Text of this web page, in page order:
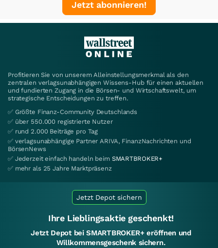
Jetzt abonnieren!
Profitieren Sie von unserem Alleinstellungsmerkmal als den
zentralen verlagsunabhängigen Wissens-Hub für einen aktuellen
und fundierten Zugang in die Börsen- und Wirtschaftswelt, um
strategische Entscheidungen zu treffen.
✅ Größte Finanz-Community Deutschlands
✅ über 550.000 registrierte Nutzer
✅ rund 2.000 Beiträge pro Tag
✅ verlagsunabhängige Partner ARIVA, FinanzNachrichten und
BörsenNews
✅ Jederzeit einfach handeln beim SMARTBROKER+
✅ mehr als 25 Jahre Marktpräsenz
Jetzt Depot sichern
Ihre Lieblingsaktie geschenkt!
Jetzt Depot bei SMARTBROKER+ eröffnen und
Willkommensgeschenk sichern.